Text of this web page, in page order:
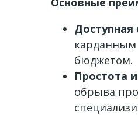
Доступная
карданным
бюджетом.
Простота
обрыва